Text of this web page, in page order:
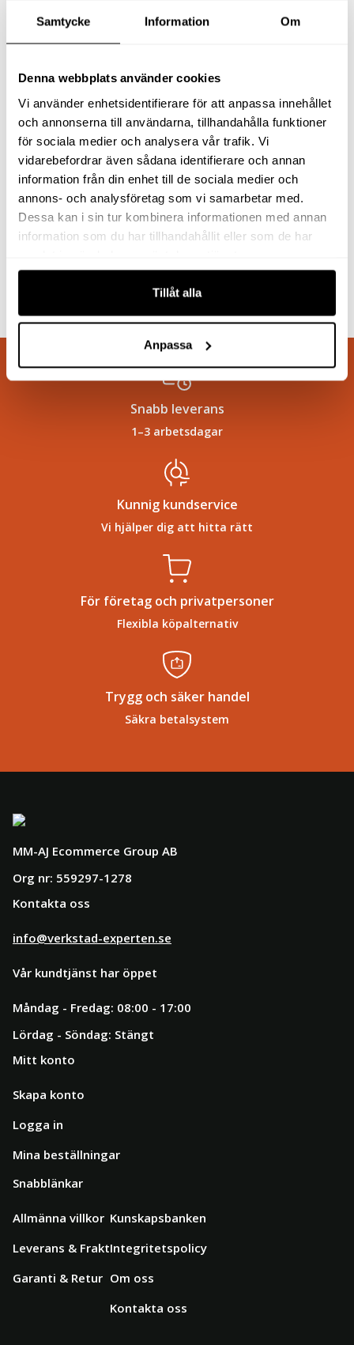
Samtycke Information Om
Denna webbplats använder cookies
Vi använder enhetsidentifierare för att anpassa innehållet
och annonserna till användarna, tillhandahålla funktioner
för sociala medier och analysera vår trafik. Vi
vidarebefordrar även sådana identifierare och annan
information från din enhet till de sociala medier och
annons- och analysföretag som vi samarbetar med.
Dessa kan i sin tur kombinera informationen med annan
information som du har tillhandahållit eller som de har
Tillåt alla
Anpassa
SLANG 400 BAR FETT
6MM 20M
3 549kr exkl moms
( 4 436.25 inkl moms)
VINKELSLIPMASKIN
VT22 120P95M
0kr exkl moms
( kr inkl moms)
Snabb leverans
1–3 arbetsdagar
Kunnig kundservice
Vi hjälper dig att hitta rätt
För företag och privatpersoner
Flexibla köpalternativ
Trygg och säker handel
Säkra betalsystem
MM-AJ Ecommerce Group AB
Org nr: 559297-1278
Kontakta oss
info@verkstad-experten.se
Vår kundtjänst har öppet
Måndag - Fredag: 08:00 - 17:00
Lördag - Söndag: Stängt
Mitt konto
Skapa konto
Logga in
Mina beställningar
Snabblänkar
Allmänna villkor
Leverans & Frakt
Garanti & Retur
Kunskapsbanken
Integritetspolicy
Om oss
Kontakta oss